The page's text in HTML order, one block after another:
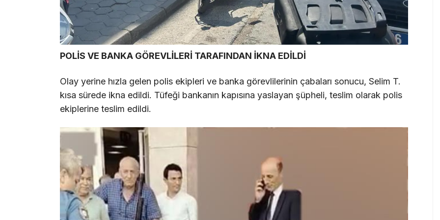
POLİS VE BANKA GÖREVLİLERİ TARAFINDAN İKNA EDİLDİ
Olay yerine hızla gelen polis ekipleri ve banka görevlilerinin çabaları sonucu, Selim T.
kısa sürede ikna edildi. Tüfeği bankanın kapısına yaslayan şüpheli, teslim olarak polis
ekiplerine teslim edildi.